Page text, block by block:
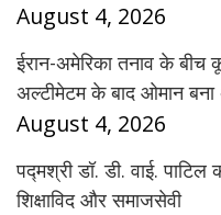
August 4, 2026
ईरान-अमेरिका तनाव के
अल्टीमेटम के बाद ओमान
August 4, 2026
पद्मश्री डॉ. डी. वाई. पाटिल
शिक्षाविद और समाजसेवी